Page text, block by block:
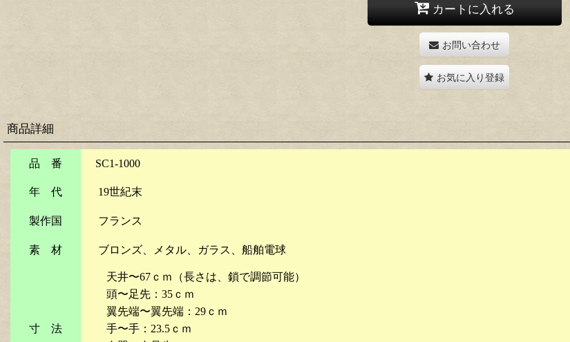
カートに入れる
お問い合わせ
お気に入り登録
商品詳細
品 番 SC1-1000
年 代 19世紀末
製作国 フランス
素 材 ブロンズ、メタル、ガラス、船舶電球
寸 法
天井〜67ｃｍ（長さは、鎖で調節可能）
頭〜足先：35ｃｍ
翼先端〜翼先端：29ｃｍ
手〜手：23.5ｃｍ